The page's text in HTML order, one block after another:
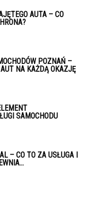
AUTA – CO
POZNAŃ –
NA KAŻDĄ OKAZJĘ
SAMOCHODU
– CO TO ZA USŁUGA I